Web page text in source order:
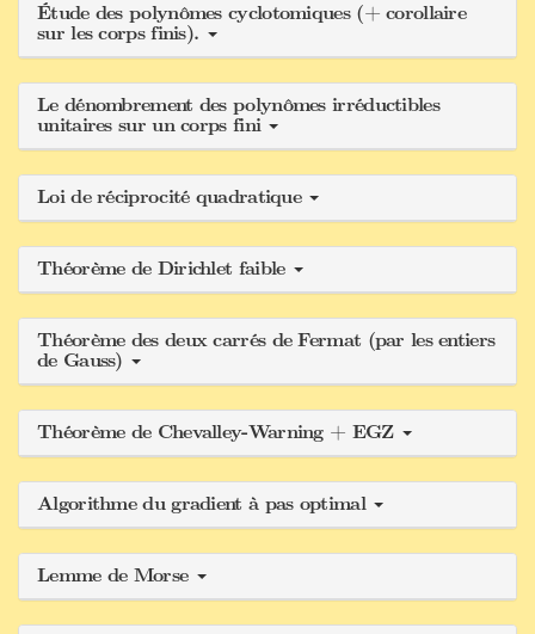
Étude des polynômes cyclotomiques (+ corollaire
sur les corps finis).
Le dénombrement des polynômes irréductibles
unitaires sur un corps fini
Loi de réciprocité quadratique
Théorème de Dirichlet faible
Théorème des deux carrés de Fermat (par les entiers
de Gauss)
Théorème de Chevalley-Warning + EGZ
Algorithme du gradient à pas optimal
Lemme de Morse